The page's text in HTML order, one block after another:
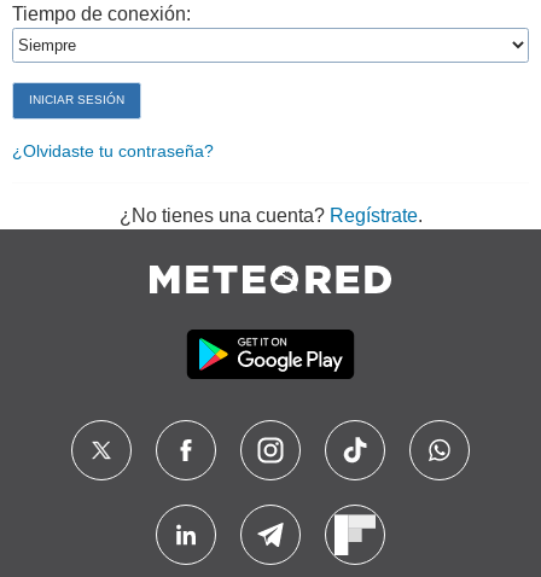
Tiempo de conexión:
¿Olvidaste tu contraseña?
¿No tienes una cuenta? Regístrate.